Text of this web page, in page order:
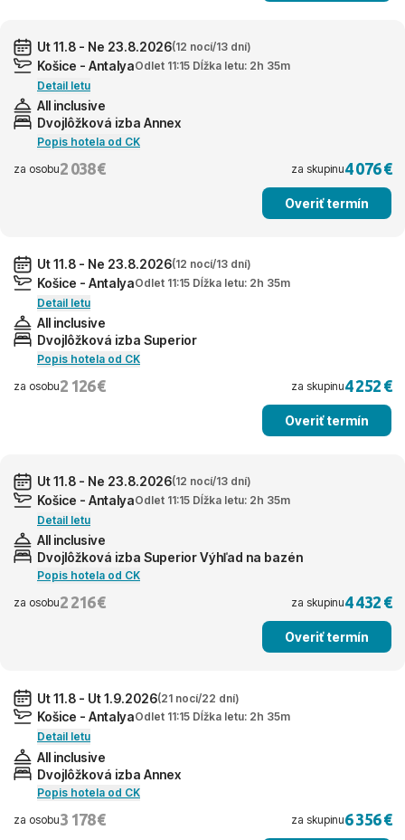
Ut 11.8 - Ne 23.8.2026(12 nocí/13 dní)
Košice - AntalyaOdlet 11:15 Dĺžka letu: 2h 35m
Detail letu
All inclusive
Dvojlôžková izba Annex
Popis hotela od CK
za osobu2 038 € za skupinu4 076 €
Overiť termín
Ut 11.8 - Ne 23.8.2026(12 nocí/13 dní)
Košice - AntalyaOdlet 11:15 Dĺžka letu: 2h 35m
Detail letu
All inclusive
Dvojlôžková izba Superior
Popis hotela od CK
za osobu2 126 € za skupinu4 252 €
Overiť termín
Ut 11.8 - Ne 23.8.2026(12 nocí/13 dní)
Košice - AntalyaOdlet 11:15 Dĺžka letu: 2h 35m
Detail letu
All inclusive
Dvojlôžková izba Superior Výhľad na bazén
Popis hotela od CK
za osobu2 216 € za skupinu4 432 €
Overiť termín
Ut 11.8 - Ut 1.9.2026(21 nocí/22 dní)
Košice - AntalyaOdlet 11:15 Dĺžka letu: 2h 35m
Detail letu
All inclusive
Dvojlôžková izba Annex
Popis hotela od CK
za osobu3 178 € za skupinu6 356 €